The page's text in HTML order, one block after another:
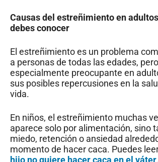
Causas del estreñimiento en
debes conocer
El estreñimiento es un problema
a personas de todas las edades,
especialmente preocupante en
sus posibles repercusiones en la
vida.
En niños, el estreñimiento muchas
aparece solo por alimentación, sino
miedo, retención o ansiedad
momento de hacer caca. Puedes
hijo no quiere hacer caca en el váter.